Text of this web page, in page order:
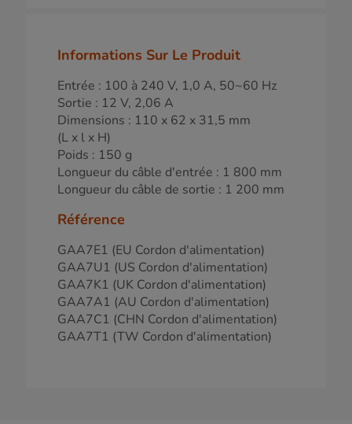
Informations Sur Le Produit
Entrée : 100 à 240 V, 1,0 A, 50~60 Hz
Sortie : 12 V, 2,06 A
Dimensions : 110 x 62 x 31,5 mm
(L x l x H)
Poids : 150 g
Longueur du câble d'entrée : 1 800 mm
Longueur du câble de sortie : 1 200 mm
Référence
GAA7E1 (EU Cordon d'alimentation)
GAA7U1 (US Cordon d'alimentation)
GAA7K1 (UK Cordon d'alimentation)
GAA7A1 (AU Cordon d'alimentation)
GAA7C1 (CHN Cordon d'alimentation)
GAA7T1 (TW Cordon d'alimentation)